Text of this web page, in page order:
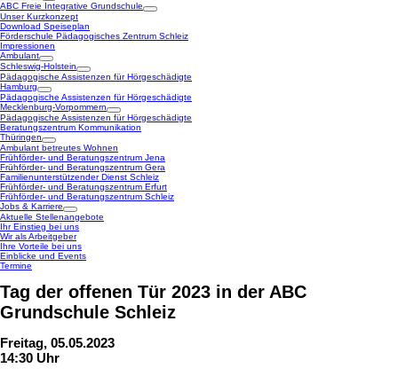
ABC Freie Integrative Grundschule
Unser Kurzkonzept
Download Speiseplan
Förderschule Pädagogisches Zentrum Schleiz
Impressionen
Ambulant
Schleswig-Holstein
Pädagogische Assistenzen für Hörgeschädigte
Hamburg
Pädagogische Assistenzen für Hörgeschädigte
Mecklenburg-Vorpommern
Pädagogische Assistenzen für Hörgeschädigte
Beratungszentrum Kommunikation
Thüringen
Ambulant betreutes Wohnen
Frühförder- und Beratungszentrum Jena
Frühförder- und Beratungszentrum Gera
Familienunterstützender Dienst Schleiz
Frühförder- und Beratungszentrum Erfurt
Frühförder- und Beratungszentrum Schleiz
Jobs & Karriere
Aktuelle Stellenangebote
Ihr Einstieg bei uns
Wir als Arbeitgeber
Ihre Vorteile bei uns
Einblicke und Events
Termine
Tag der offenen Tür 2023 in der ABC
Grundschule Schleiz
Freitag, 05.05.2023
14:30 Uhr